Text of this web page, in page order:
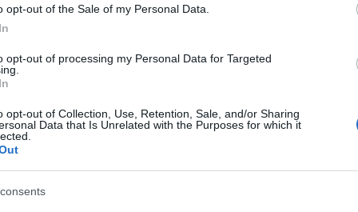
opt-out of the Sale of my Personal Data.
opt-out of processing my Personal Data for Targeted
opt-out of Collection, Use, Retention, Sale, and/or Sharing
Data that Is Unrelated with the Purposes for which it
AZ AKUSZTIK SZÍNPADÁN
és a ritmus tisztán – vasárnaponként 22.00-tól a Petőfi
22.40-től országosan az M2 Petőfi TV képernyőjén. Ez
Laude vette birtokba az Akusztik színpadát.
tv